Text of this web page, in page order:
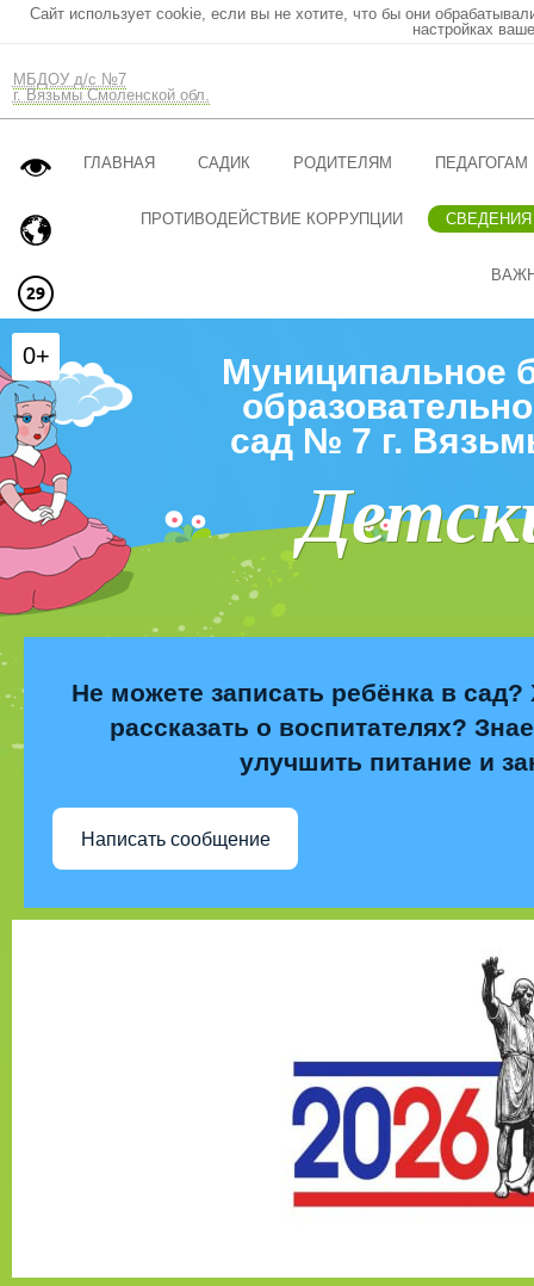
Сайт использует cookie, если вы не хотите, что бы они
настройках
МБДОУ д/с №7
г. Вязьмы Смоленской обл.
ГЛАВНАЯ САДИК РОДИТЕЛЯМ ПЕДАГОГАМ
ПРОТИВОДЕЙСТВИЕ КОРРУПЦИИ
Муниципальное
сад № 7 г.
Не можете записать ребёнка в сад?
рассказать о воспитателях?
улучшить питание и
Написать сообщение
0+